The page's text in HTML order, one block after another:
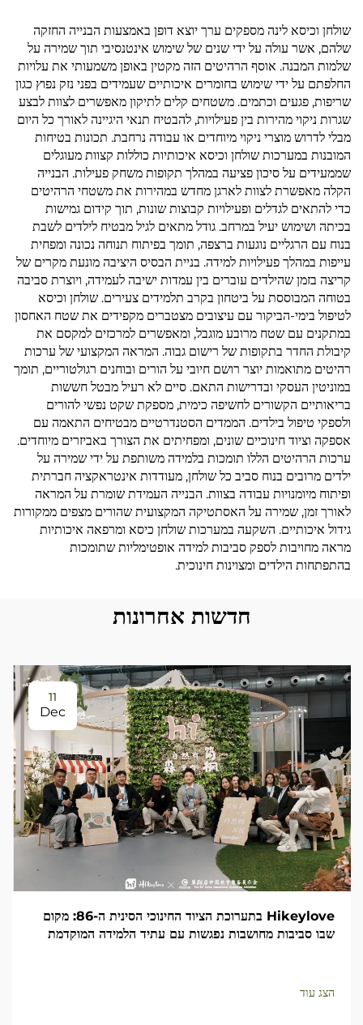
שולחן וכיסא לינה מספקים ערך יוצא דופן באמצעות הבנייה החזקה
שלהם, אשר עולה על ידי שנים של שימוש אינטנסיבי תוך שמירה על
שלמות המבנה. אוסף הרהיטים הזה מקטין באופן משמעותי את עלויות
החלפתם על ידי שימוש בחומרים איכותיים שעמידים בפני נזק נפוץ כגון
שריפות, פגעים וכתמים. משטחים קלים לתיקון מאפשרים לצוות לבצע
שגרות ניקוי מהירות בין פעילויות, להבטיח תנאי היגיינה לאורך כל היום
מבלי לדרוש מוצרי ניקוי מיוחדים או עבודה נרחבת. תכונות בטיחות
המובנות במערכות שולחן וכיסא איכותיות כוללות קצוות מעוגלים
שממעידים על סיכון פציעה במהלך תקופות משחק פעילות. הבנייה
הקלה מאפשרת לצוות לארגן מחדש במהירות את משטחי הרהיטים
כדי להתאים לגדלים ופעילויות קבוצות שונות, תוך קידום גמישות
בכיתה ושימוש יעיל במרחב. גודל מתאים לגיל מבטיח לילדים לשבת
בנוח עם הרגליים נוגעות ברצפה, תומך בפיתוח תנוחה נכונה ומפחית
עייפות במהלך פעילויות למידה. בניית הבסיס היציבה מונעת מקרים של
קריצה בזמן שהילדים עוברים בין עמדות ישיבה לעמידה, ויוצרת סביבה
בטוחה המבוססת על ביטחון בקרב תלמידים צעירים. שולחן וכיסא
לטיפול בימי-הביקור עם עיצובים מצטברים מקפידים את שטח האחסון
במתקנים עם שטח מרובע מוגבל, ומאפשרים למרכזים למקסם את
קיבולת החדר בתקופות של רישום גבוה. המראה המקצועי של ערכות
רהיטים מתואמות יוצר רושם חיובי על הורים ובוחנים רגולטוריים, תומך
במוניטין העסקי ובדרישות התאם. סיים לא רעיל מבטל חששות
בריאותיים הקשורים לחשיפה כימית, מספקת שקט נפשי להורים
ולספקי טיפול בילדים. הממדים הסטנדרטיים מבטיחים התאמה עם
אספקה וציוד חינוכיים שונים, ומפחיתים את הצורך באביזרים מיוחדים.
ערכות הרהיטים הללו תומכות בלמידה משותפת על ידי שמירה על
ילדים מרובים בנוח סביב כל שולחן, מעודדות אינטראקציה חברתית
ופיתוח מיומנויות עבודה בצוות. הבנייה העמידת שומרת על המראה
לאורך זמן, שמירה על האסתטיקה המקצועית שהורים מצפים ממקורות
גידול איכותיים. השקעה במערכות שולחן כיסא ומרפאה איכותיות
מראה מחויבות לספק סביבות למידה אופטימליות שתומכות
בהתפתחות הילדים ומצוינות חינוכית.
חדשות אחרונות
11
Dec
Hikeylove בתערוכת הציוד החינוכי הסינית ה-86: מקום
שבו סביבות מחושבות נפגשות עם עתיד הלמידה המוקדמת
הצג עוד